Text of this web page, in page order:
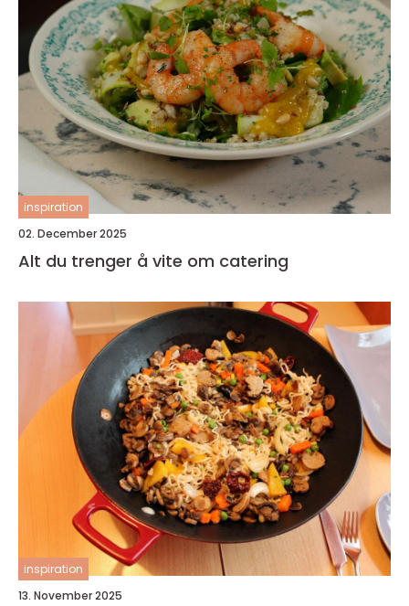
inspiration
02. December 2025
Alt du trenger å vite om catering
inspiration
13. November 2025